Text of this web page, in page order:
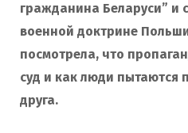
гражданина Беларуси” и
военной доктрине
посмотрела, что
суд и как люди пытаются
друга.